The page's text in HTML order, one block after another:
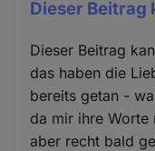
Dieser Beitrag
Dieser Beitrag
das haben die
bereits getan -
da mir ihre Worte
aber recht bald